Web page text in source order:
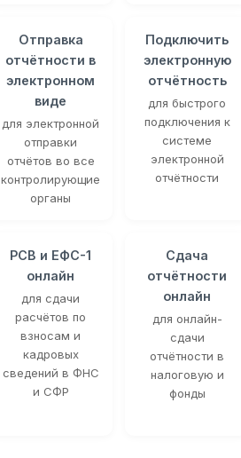
Отправка
отчётности в
электронном
виде
для электронной
отправки
отчётов во все
контролирующие
органы
Подключить
электронную
отчётность
для быстрого
подключения к
системе
электронной
отчётности
РСВ и ЕФС-1
онлайн
для сдачи
расчётов по
взносам и
кадровых
сведений в ФНС
и СФР
Сдача
отчётности
онлайн
для онлайн-
сдачи
отчётности в
налоговую и
фонды